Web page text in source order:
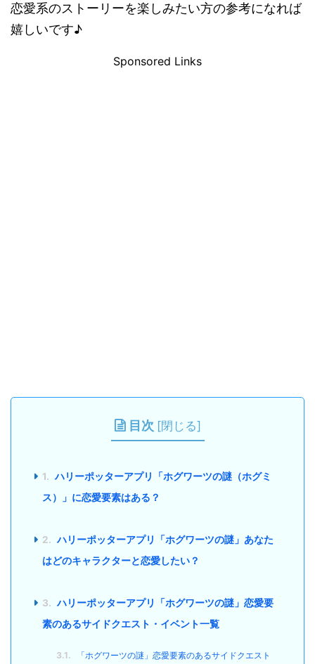
恋愛系のストーリーを楽しみたい方の参考になれば
嬉しいです♪
Sponsored Links
目次 [閉じる]
1. ハリーポッターアプリ「ホグワーツの謎（ホグミ
ス）」に恋愛要素はある？
2. ハリーポッターアプリ「ホグワーツの謎」あなた
はどのキャラクターと恋愛したい？
3. ハリーポッターアプリ「ホグワーツの謎」恋愛要
素のあるサイドクエスト・イベント一覧
3.1.
「ホグワーツの謎」恋愛要素のあるサイドクエスト